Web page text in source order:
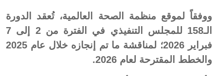
ووفقاً لموقع منظمة الصحة العالمية، تُعقد الدورة
الـ158 للمجلس التنفيذي في الفترة من 2 إلى 7
فبراير 2026؛ لمناقشة ما تم إنجازه خلال عام 2025
والخطط المقترحة لعام 2026.